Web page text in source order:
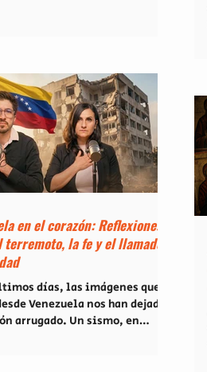
about fellowship,
and the transformative
the table God prepares for us.
Just a Shared Meal When
of community, it’s easy to f
en el corazón: Reflexiones
terremoto, la fe y el llamado
días, las imágenes que
Venezuela nos han dejado
arrugado. Un sismo, en